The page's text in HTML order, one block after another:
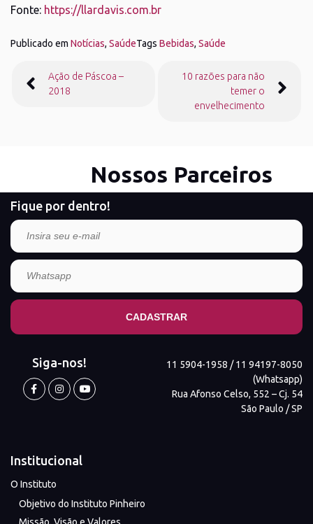
Fonte: https://llardavis.com.br
Publicado em Notícias, SaúdeTags Bebidas, Saúde
de
Ação de Páscoa –
2018
10 razões para não
temer o
envelhecimento
Nossos Parceiros
Fique por dentro!
Siga-nos!
11 5904-1958 / 11 94197-8050
(Whatsapp)
Rua Afonso Celso, 552 – Cj. 54
São Paulo / SP
Institucional
O Instituto
Objetivo do Instituto Pinheiro
Missão, Visão e Valores